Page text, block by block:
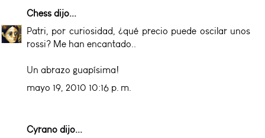
Chess dijo...
Patri, por curiosidad, ¿qué precio puede oscilar unos
rossi? Me han encantado..
Un abrazo guapísima!
mayo 19, 2010 10:16 p. m.
Cyrano dijo...